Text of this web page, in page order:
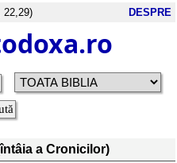
22,29) DESPRE
a Cronicilor)